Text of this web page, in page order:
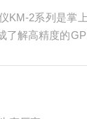
KM-2系列是掌
了解高精度的